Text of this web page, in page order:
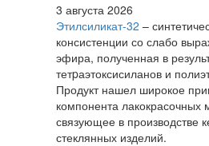
3 августа 2026
Этилсиликат-32 –
консистенции со слабо
эфира, полученная в
тетpаэтоксисиланов и
Продукт нашел широкое
компонента лакокрасочных
связующее в производстве
стеклянных изделий.